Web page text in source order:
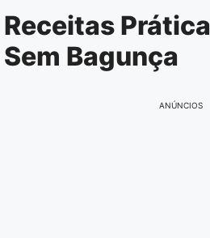
Pular
para
o
Receitas
Sem Bagunça
ANÚNCIOS